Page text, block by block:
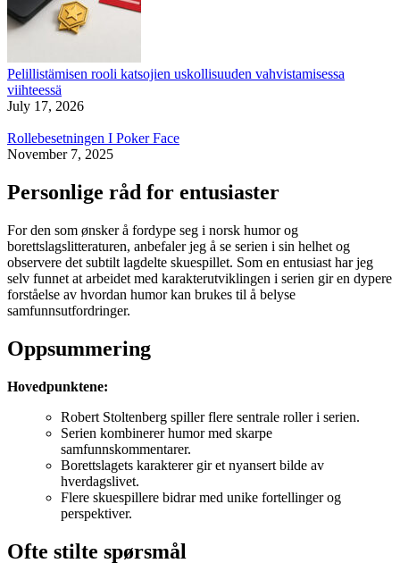
Pelillistämisen rooli katsojien uskollisuuden vahvistamisessa
viihteessä
July 17, 2026
Rollebesetningen I Poker Face
November 7, 2025
Personlige råd for entusiaster
For den som ønsker å fordype seg i norsk humor og
borettslagslitteraturen, anbefaler jeg å se serien i sin helhet og
observere det subtilt lagdelte skuespillet. Som en entusiast har jeg
selv funnet at arbeidet med karakterutviklingen i serien gir en dypere
forståelse av hvordan humor kan brukes til å belyse
samfunnsutfordringer.
Oppsummering
Hovedpunktene:
Robert Stoltenberg spiller flere sentrale roller i serien.
Serien kombinerer humor med skarpe
samfunnskommentarer.
Borettslagets karakterer gir et nyansert bilde av
hverdagslivet.
Flere skuespillere bidrar med unike fortellinger og
perspektiver.
Ofte stilte spørsmål